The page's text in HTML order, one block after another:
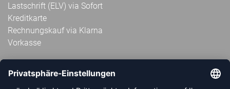
Lastschrift (ELV) via Sofort
Kreditkarte
Rechnungskauf via Klarna
Vorkasse
ABONNIERE JETZT DEN KOSTENLOSEN